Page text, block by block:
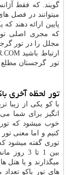
گویند. که فقط
میتوانند در فصل
پایین ارائه دهند
که مجری اصلی
مجلل را در تور
تور گرجستان مطلع
تور لحظه آخری
با کو یکی از زیبا
انگیز برای شما
خوب میشود که تور
کنیم و اما معنی
توری گفته میشود
بین 1 تا
میگذارند و یا هتل
های تور باکو